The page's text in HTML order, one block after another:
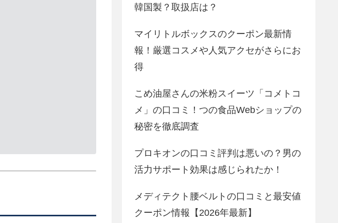
韓国製？取扱店は？
マイリトルボックスのクーポン最新情
報！厳選コスメや人気アクセがさらにお
得
こめ油屋さんの米粉スイーツ「コメトコ
メ」の口コミ！つの食品Webショップの
秘密を徹底調査
プロキオンの口コミ評判は悪いの？男の
活力サポート効果は感じられたか！
メディテクト腰ベルトの口コミと最安値
クーポン情報【2026年最新】